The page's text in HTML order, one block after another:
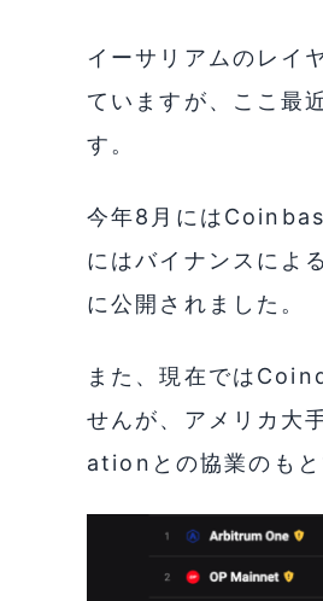
イーサリアムのレ
ていますが、ここ最
す。
今年8月には
にはバイナンスによ
に公開されました。
また、現在では
せんが、アメリカ
ationとの協業のもと